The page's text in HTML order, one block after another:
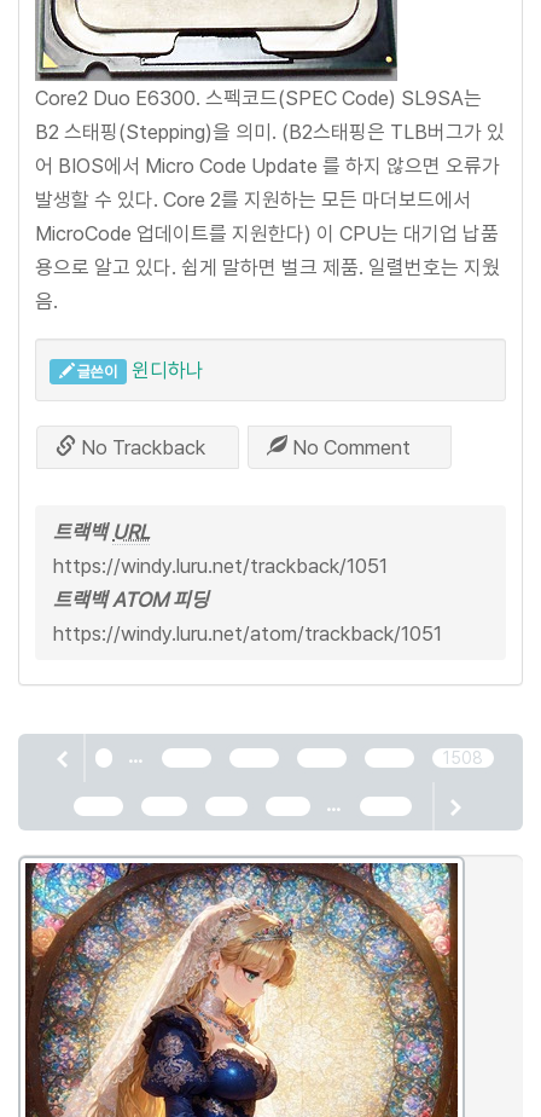
Core2 Duo E6300. 스펙코드(SPEC Code) SL9SA는
B2 스태핑(Stepping)을 의미. (B2스태핑은 TLB버그가 있
어 BIOS에서 Micro Code Update 를 하지 않으면 오류가
발생할 수 있다. Core 2를 지원하는 모든 마더보드에서
MicroCode 업데이트를 지원한다) 이 CPU는 대기업 납품
용으로 알고 있다. 쉽게 말하면 벌크 제품. 일렬번호는 지웠
음.
글쓴이 윈디하나
No Trackback No Comment
트랙백 URL
https://windy.luru.net/trackback/1051
트랙백 ATOM 피딩
https://windy.luru.net/atom/trackback/1051
... 1508
...